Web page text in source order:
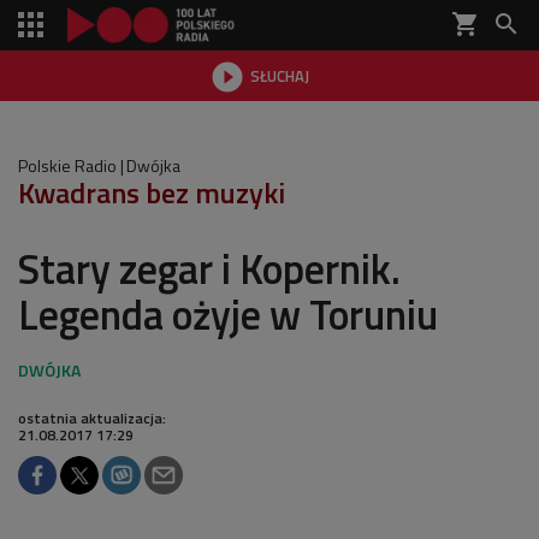
shopping_cart 
 SŁUCHAJ

Polskie Radio Dwójka
Kwadrans bez muzyki
Stary zegar i Kopernik.
Legenda ożyje w Toruniu
ostatnia aktualizacja:
21.08.2017 17:29